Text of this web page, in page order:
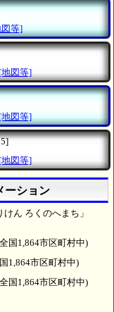
等]
図等]
図等]
図等]
ーション
ん ろくのへまち」
国1,864市区町村中)
1,864市区町村中)
国1,864市区町村中)